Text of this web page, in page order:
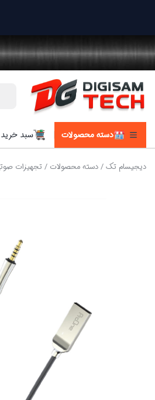
دسته محصولات سبد خرید
دیجیسام تک/دسته محصولات /تجهیزات